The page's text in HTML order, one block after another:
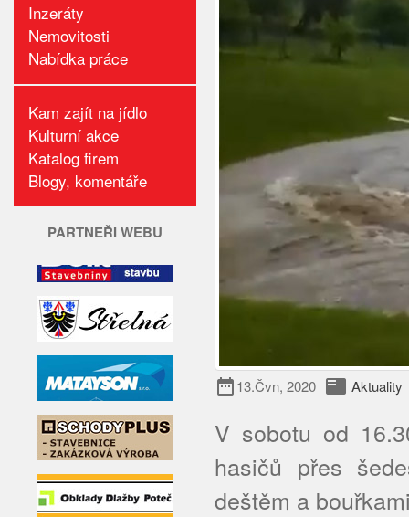
Inzeráty
Nemovitosti
Nabídka práce
Kam zajít na jídlo
Kulturní akce
Katalog firem
Blogy, komentáře
PARTNEŘI WEBU
date_range13.Čvn, 2020 featured_play_list Aktuality
V sobotu od
hasičů přes
deštěm a